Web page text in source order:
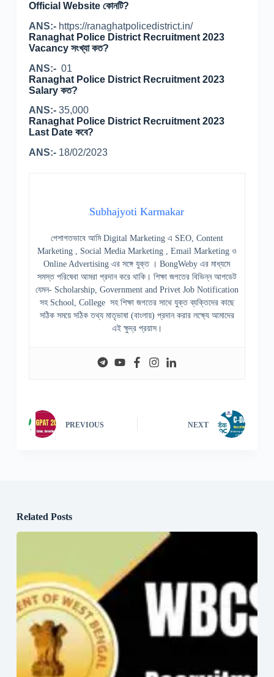
Official Website কোনটি?
ANS:-https://ranaghatpolicedistrict.in/
Ranaghat Police District Recruitment 2023
Vacancy সংখ্যা কত?
ANS:-01
Ranaghat Police District Recruitment 2023
Salary কত?
ANS:-35,000
Ranaghat Police District Recruitment 2023
Last Date কবে?
ANS:-18/02/2023
Subhajyoti Karmakar
পেশাগতভাবে আমি Digital Marketing এ SEO, Content
Marketing , Social Media Marketing , Email Marketing ও
Online Advertising এর সঙ্গে যুক্ত । BongWeby এর মাধ্যমে
সমস্ত পরিষেবা আমরা প্রদান করে থাকি। শিক্ষা জগতের বিভিন্ন আপডেট
যেমন- Scholarship, Government and Privet Job Notification
সহ School, College সহ শিক্ষা জগতের সাথে যুক্ত ব্যক্তিদের কাছে
সঠিক সময়ে সঠিক তথ্য মাতৃভাষা (বাংলায়) প্রদান করার লক্ষ্যে আমাদের
এই ক্ষুদ্র প্রয়াস।
PREVIOUS NEXT
Related Posts